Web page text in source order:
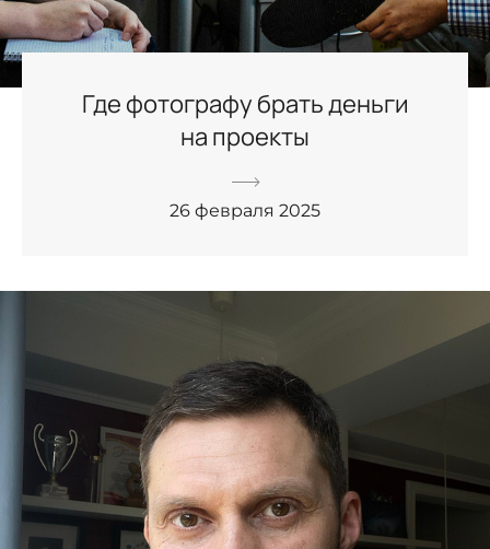
Где фотографу брать деньги
на проекты
26 февраля 2025